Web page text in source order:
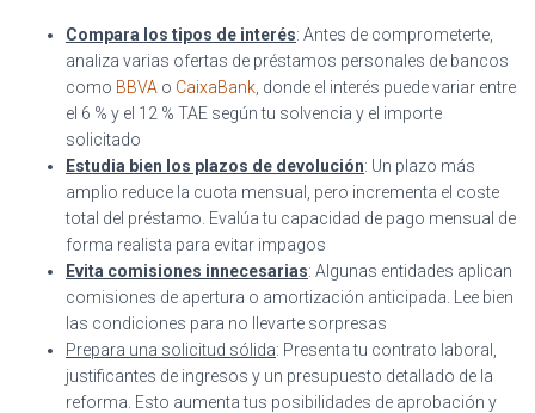
Compara los tipos de interés: Antes de comprometerte,
analiza varias ofertas de préstamos personales de bancos
como BBVA o CaixaBank , donde el interés puede variar entre
el 6 % y el 12 % TAE según tu solvencia y el importe
solicitado
Estudia bien los plazos de devolución: Un plazo más
amplio reduce la cuota mensual, pero incrementa el coste
total del préstamo. Evalúa tu capacidad de pago mensual de
forma realista para evitar impagos
Evita comisiones innecesarias: Algunas entidades aplican
comisiones de apertura o amortización anticipada. Lee bien
las condiciones para no llevarte sorpresas
Prepara una solicitud sólida: Presenta tu contrato laboral,
justificantes de ingresos y un presupuesto detallado de la
reforma. Esto aumenta tus posibilidades de aprobación y